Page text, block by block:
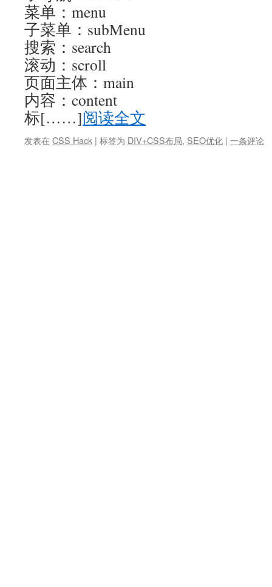
菜单：menu
子菜单：subMenu
搜索：search
滚动：scroll
页面主体：main
内容：content
标[……]阅读全文
发表在 CSS Hack | 标签为 DIV+CSS布局, SEO优化 | 一条评论